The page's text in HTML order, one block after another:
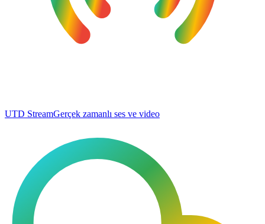
UTD StreamGerçek zamanlı ses ve video